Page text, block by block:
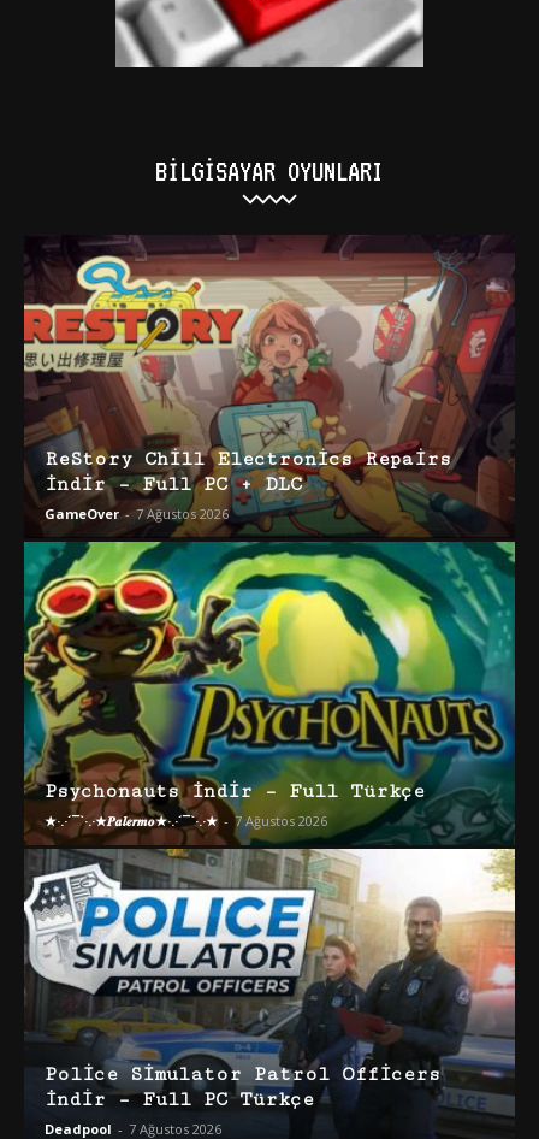
BILGISAYAR OYUNLARI
ReStory Chill Electronics Repairs
İndir – Full PC + DLC
GameOver - 7 Ağustos 2026
Psychonauts İndir – Full Türkçe
★·.·´¯`·.·★𝑷𝒂𝒍𝒆𝒓𝒎𝒐★·.·´¯`·.·★ - 7 Ağustos 2026
Police Simulator Patrol Officers
İndir – Full PC Türkçe
Deadpool - 7 Ağustos 2026